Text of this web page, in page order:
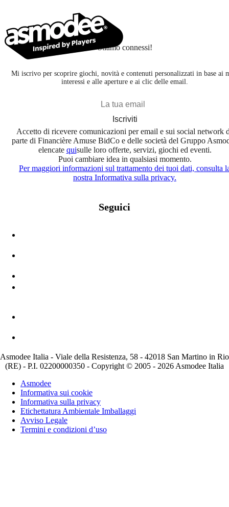
Stiamo connessi!
Mi iscrivo per scoprire giochi, novità e contenuti personalizzati in base ai
interessi e alle aperture e ai clic delle email.
Iscriviti
Accetto di ricevere comunicazioni per email e sui social network
parte di Financière Amuse BidCo e delle società del Gruppo
elencate quisulle loro offerte, servizi, giochi ed eventi.
Puoi cambiare idea in qualsiasi momento.
Per maggiori informazioni sul trattamento dei tuoi dati, consulta
nostra Informativa sulla privacy.
Seguici
Asmodee Italia - Viale della Resistenza, 58 - 42018 San Martino in Rio
(RE) - P.I. 02200000350 - Copyright © 2005 - 2026 Asmodee Italia
Asmodee
Informativa sui cookie
Informativa sulla privacy
Etichettatura Ambientale Imballaggi
Avviso Legale
Termini e condizioni d’uso